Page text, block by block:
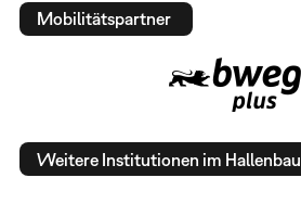
Mobilitätspartner
Weitere Institutionen im Hallenbau